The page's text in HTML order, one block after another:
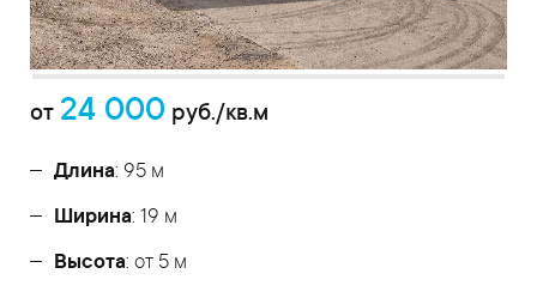
от 24 000 руб./кв.м
Длина: 95 м
Ширина: 19 м
Высота: от 5 м